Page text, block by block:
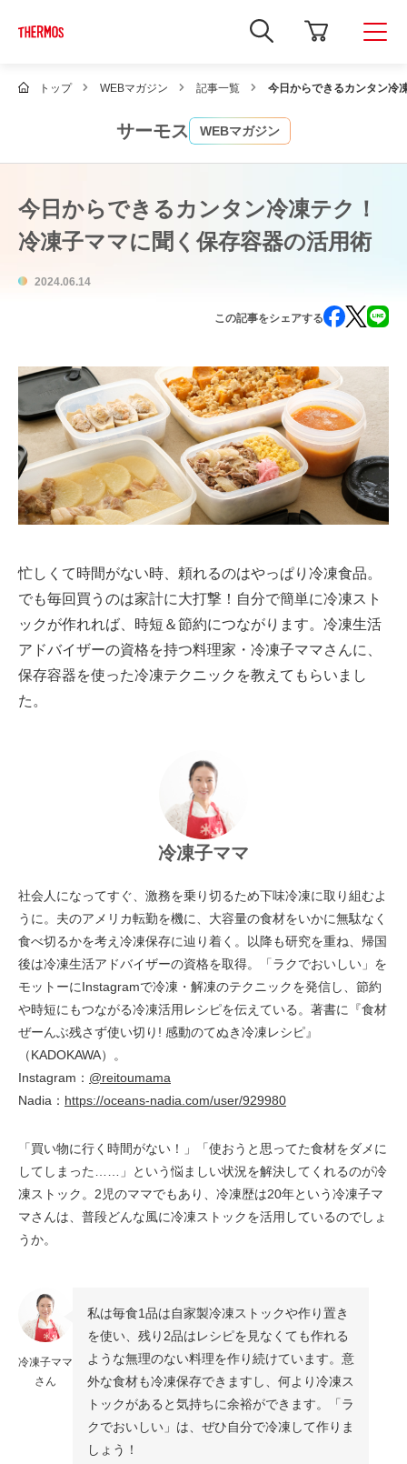
新
し
ィ
ウ
で
ト
内
検
索
す
トップ WEBマガジン 記事一覧 今日からできるカンタン冷
サーモス WEBマガジン
今日からできるカンタン冷凍テク！
冷凍子ママに聞く保存容器の活用術
2024.06.14
この記事をシェアする
忙しくて時間がない時、頼れるのはやっぱり冷凍食品。
でも毎回買うのは家計に大打撃！自分で簡単に冷凍スト
ックが作れれば、時短＆節約につながります。冷凍生活
アドバイザーの資格を持つ料理家・冷凍子ママさんに、
保存容器を使った冷凍テクニックを教えてもらいまし
た。
冷凍子ママ
社会人になってすぐ、激務を乗り切るため下味冷凍に取り組むよ
うに。夫のアメリカ転勤を機に、大容量の食材をいかに無駄なく
食べ切るかを考え冷凍保存に辿り着く。以降も研究を重ね、帰国
後は冷凍生活アドバイザーの資格を取得。「ラクでおいしい」を
モットーにInstagramで冷凍・解凍のテクニックを発信し、節約
や時短にもつながる冷凍活用レシピを伝えている。著書に『食材
ぜーんぶ残さず使い切り! 感動のてぬき冷凍レシピ』
（KADOKAWA）。
Instagram： @reitoumama
Nadia： https://oceans-nadia.com/user/929980
「買い物に行く時間がない！」「使おうと思ってた食材をダメに
してしまった……」という悩ましい状況を解決してくれるのが冷
凍ストック。2児のママでもあり、冷凍歴は20年という冷凍子マ
マさんは、普段どんな風に冷凍ストックを活用しているのでしょ
うか。
冷凍子ママ
さん
私は毎食1品は自家製冷凍ストックや作り置き
を使い、残り2品はレシピを見なくても作れる
ような無理のない料理を作り続けています。意
外な食材も冷凍保存できますし、何より冷凍ス
トックがあると気持ちに余裕ができます。「ラ
クでおいしい」は、ぜひ自分で冷凍して作りま
しょう！